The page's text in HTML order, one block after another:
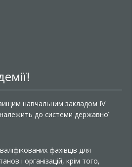
навчальним закладом IV
належить до системи державної
фахівців для
і організацій, крім того,